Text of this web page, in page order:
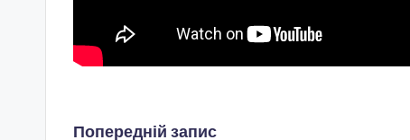
Попередній запис